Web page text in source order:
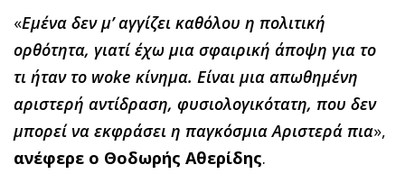
«Εμένα δεν μ’ αγγίζει καθόλου η πολιτική
ορθότητα, γιατί έχω μια σφαιρική άποψη για το
τι ήταν το woke κίνημα. Είναι μια απωθημένη
αριστερή αντίδραση, φυσιολογικότατη, που δεν
μπορεί να εκφράσει η παγκόσμια Αριστερά πια»,
ανέφερε ο Θοδωρής Αθερίδης.